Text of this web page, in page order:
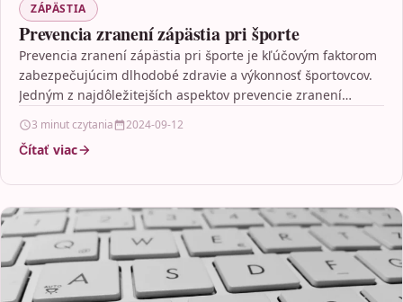
ZÁPÄSTIA
Prevencia zranení zápästia pri športe
Prevencia zranení zápästia pri športe je kľúčovým faktorom
zabezpečujúcim dlhodobé zdravie a výkonnosť športovcov.
Jedným z najdôležitejších aspektov prevencie zranení
3 minut czytania 2024-09-12
Čítať viac